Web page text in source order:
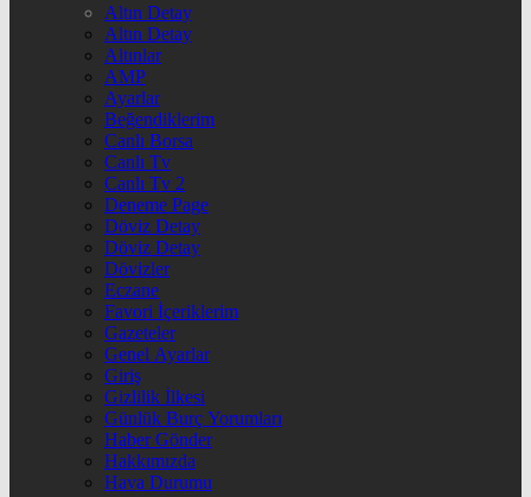
Altın Detay
Altın Detay
Altınlar
AMP
Ayarlar
Beğendiklerim
Canlı Borsa
Canlı Tv
Canlı Tv 2
Deneme Page
Döviz Detay
Döviz Detay
Dövizler
Eczane
Favori İçeriklerim
Gazeteler
Genel Ayarlar
Giriş
Gizlilik İlkesi
Günlük Burç Yorumları
Haber Gönder
Hakkımızda
Hava Durumu